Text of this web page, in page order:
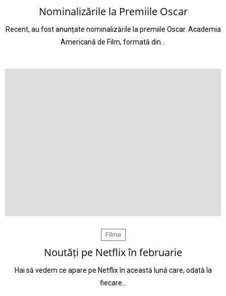
Nominalizările la Premiile Oscar
Recent, au fost anunțate nominalizările la premiile Oscar. Academia
Americană de Film, formată din…
Filme
Noutăți pe Netflix în februarie
Hai să vedem ce apare pe Netflix în această lună care, odată la
fiecare…